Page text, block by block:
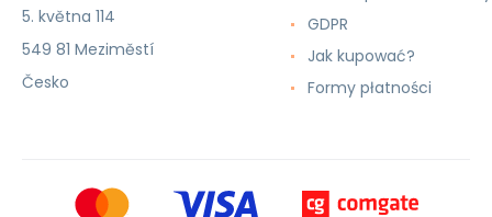
5. května 114
549 81 Meziměstí
Česko
GDPR
Jak kupować?
Formy płatności